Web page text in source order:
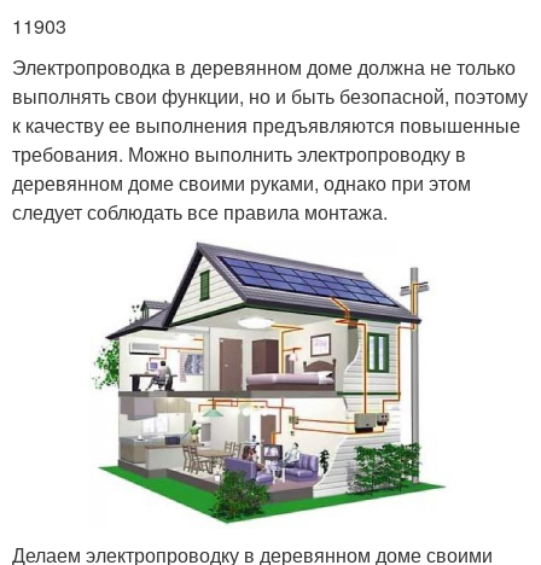
11903
Электропроводка в деревянном доме должна не только
выполнять свои функции, но и быть безопасной, поэтому
к качеству ее выполнения предъявляются повышенные
требования. Можно выполнить электропроводку в
деревянном доме своими руками, однако при этом
следует соблюдать все правила монтажа.
Делаем электропроводку в деревянном доме своими